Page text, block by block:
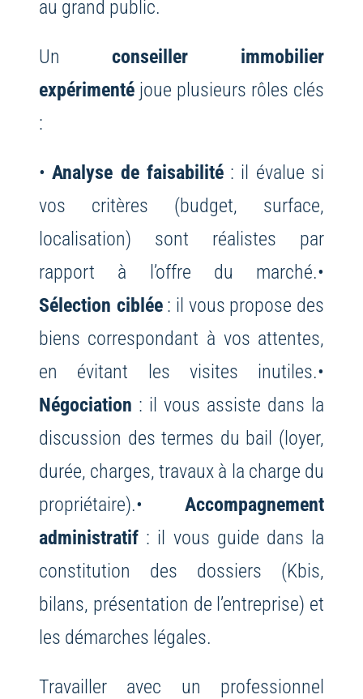
au grand public.
Un conseiller immobilier
expérimentéjoue plusieurs rôles clés
:
•Analyse de faisabilité: il évalue si
vos critères (budget, surface,
localisation) sont réalistes par
rapport à l’offre du marché.•
Sélection ciblée: il vous propose des
biens correspondant à vos attentes,
en évitant les visites inutiles.•
Négociation : il vous assiste dans la
discussion des termes du bail (loyer,
durée, charges, travaux à la charge du
propriétaire).•Accompagnement
administratif: il vous guide dans la
constitution des dossiers (Kbis,
bilans, présentation de l’entreprise) et
les démarches légales.
Travailler avec un professionnel